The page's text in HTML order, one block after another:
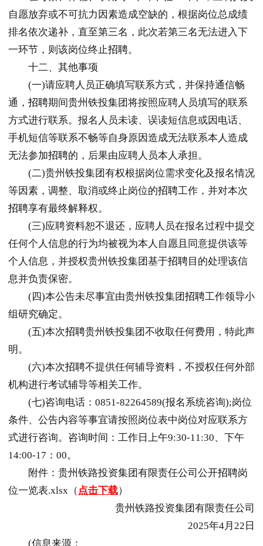
自愿放弃或不可抗力因素造成空缺的，根据岗位总成绩
排名依次递补，直至第三名，此次若第三名无法进入下
一环节，则该岗位终止招聘。
十二、其他事项
(一)请应聘人员正确填写联系方式，并保持通信畅
通， 招聘期间贵州铁投集团将按照应聘人员填写的联系
方式进行联系。报名人员未读、误读短信息或因电话、
手机短信等联系不畅等自身原因造成无法联系本人造成
无法参加招聘的，后果由应聘人员本人承担。
(二)贵州铁投集团有权根据岗位需求变化及报名情况
等因素，调整、取消或终止岗位的招聘工作，并对本次
招聘享有最终解释权。
(三)应聘资料恕不退还，应聘人员在报名过程中提交
任何个人信息的行为均被视为本人自愿且同意提供该等
个人信息，并授权贵州铁投集团基于招聘目的处理该信
息并负责保密。
(四)本公告未尽事宜由贵州铁投集团招聘工作领导小
组研究确定。
(五)本次招聘贵州铁投集团不收取任何费用，特此声
明。
(六)本次招聘不提供任何辅导资料，不授权任何外部
机构进行考试辅导等相关工作。
(七)咨询电话：0851-82264589(报名系统咨询);岗位
条件、公告内容等事宜请按照岗位表中岗位对应联系方
式进行咨询。咨询时间：工作日上午9:30-11:30、下午
14:00-17：00。
附件：贵州铁路投资集团有限责任公司公开招聘岗
位一览表.xlsx（ 点击下载）
贵州铁路投资集团有限责任公司
2025年4月22日
(信息来源：